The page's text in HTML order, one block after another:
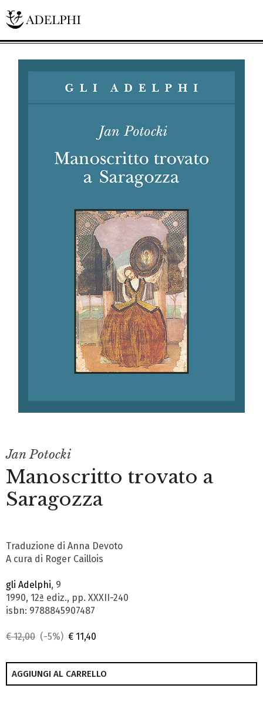
Jan Potocki
Manoscritto trovato a
Saragozza
Traduzione di Anna Devoto
A cura di Roger Caillois
gli Adelphi, 9
1990, 12ª ediz., pp. XXXII-240
isbn: 9788845907487
€ 12,00 (-5%) € 11,40
AGGIUNGI AL CARRELLO